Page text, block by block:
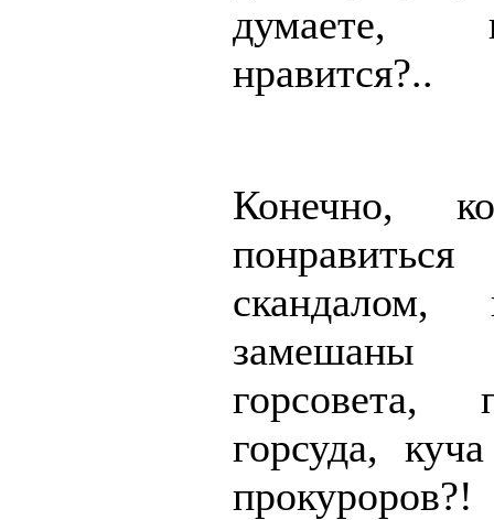
нравится?..
Конечно,
понравиться
горсовета,
горсуда,